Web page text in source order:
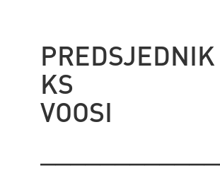
PREDSJEDNIK
KS
VOOSI